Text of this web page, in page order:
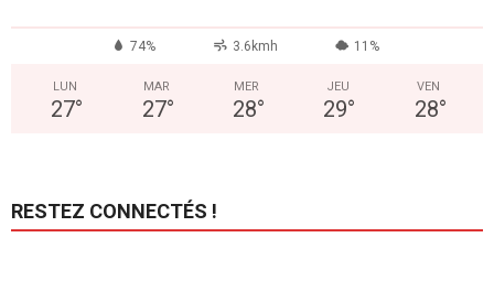
74% 3.6kmh 11%
LUN
27°
MAR
27°
MER
28°
JEU
29°
VEN
28°
RESTEZ CONNECTÉS !